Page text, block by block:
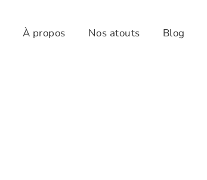
À propos Nos atouts Blog